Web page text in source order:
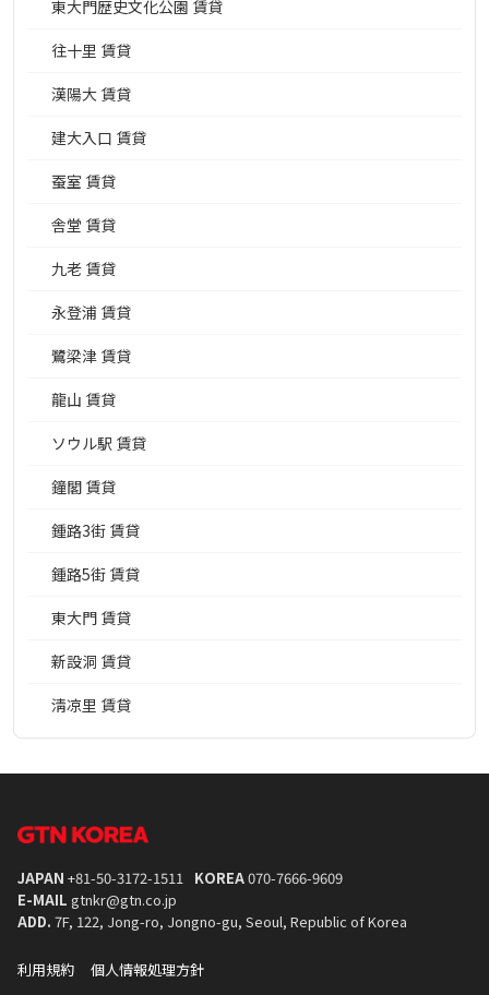
東大門歴史文化公園 賃貸
往十里 賃貸
漢陽大 賃貸
建大入口 賃貸
蚕室 賃貸
舎堂 賃貸
九老 賃貸
永登浦 賃貸
鷺梁津 賃貸
龍山 賃貸
ソウル駅 賃貸
鐘閣 賃貸
鍾路3街 賃貸
鍾路5街 賃貸
東大門 賃貸
新設洞 賃貸
淸凉里 賃貸
JAPAN +81-50-3172-1511 KOREA070-7666-9609
E-MAIL gtnkr@gtn.co.jp
ADD. 7F, 122, Jong-ro, Jongno-gu, Seoul, Republic of Korea
利用規約 個人情報処理方針